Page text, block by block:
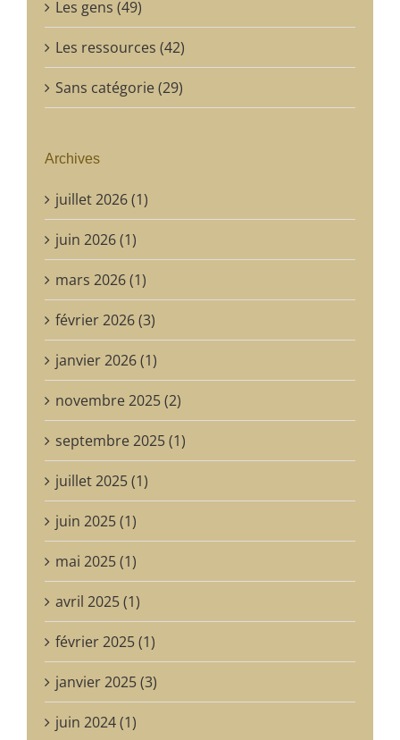
Les gens (49)
Les ressources (42)
Sans catégorie (29)
Archives
juillet 2026 (1)
juin 2026 (1)
mars 2026 (1)
février 2026 (3)
janvier 2026 (1)
novembre 2025 (2)
septembre 2025 (1)
juillet 2025 (1)
juin 2025 (1)
mai 2025 (1)
avril 2025 (1)
février 2025 (1)
janvier 2025 (3)
juin 2024 (1)